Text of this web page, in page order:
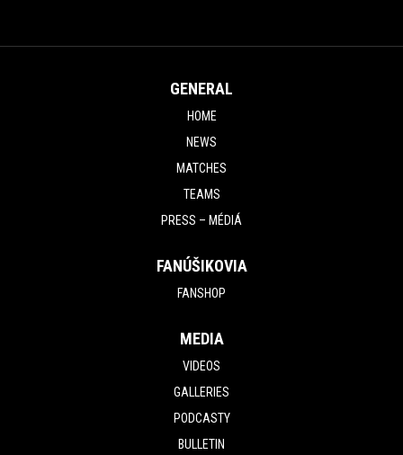
GENERAL
HOME
NEWS
MATCHES
TEAMS
PRESS – MÉDIÁ
FANÚŠIKOVIA
FANSHOP
MEDIA
VIDEOS
GALLERIES
PODCASTY
BULLETIN